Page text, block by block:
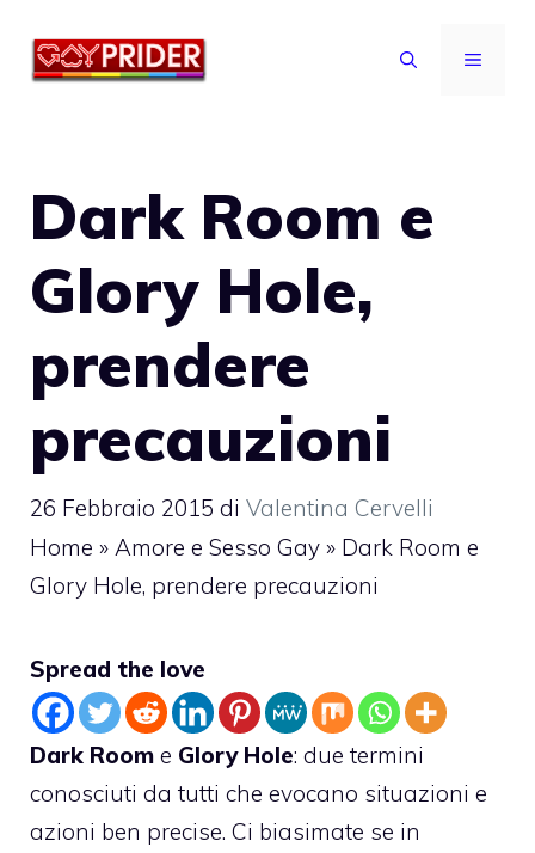
MENU
Dark Room e
Glory Hole,
prendere
precauzioni
26 Febbraio 2015 di Valentina Cervelli
Home » Amore e Sesso Gay » Dark Room e
Glory Hole, prendere precauzioni
Spread the love
Dark Room e Glory Hole: due termini
conosciuti da tutti che evocano situazioni e
azioni ben precise. Ci biasimate se in